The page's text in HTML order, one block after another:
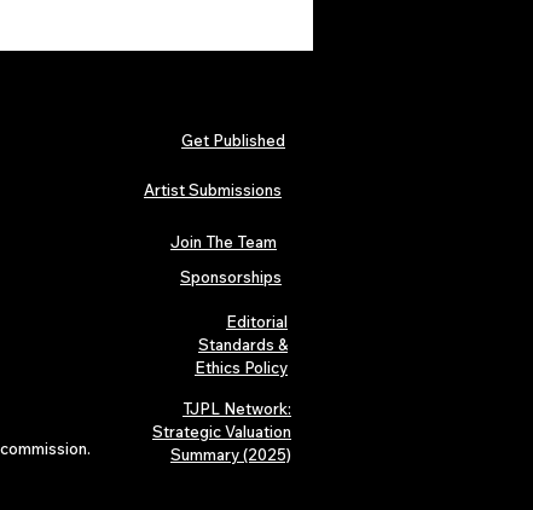
Get Published
Artist Submissions
Join The Team
Sponsorships
Editorial
Standards &
Ethics Policy
TJPL Network:
Strategic Valuation
Summary (2025)